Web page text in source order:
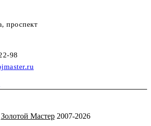
проспект
98
Золотой Мастер2007-2026